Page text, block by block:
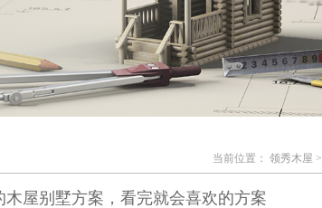
当前位置： 领秀木屋 >
屋别墅方案，看完就会喜欢的方案